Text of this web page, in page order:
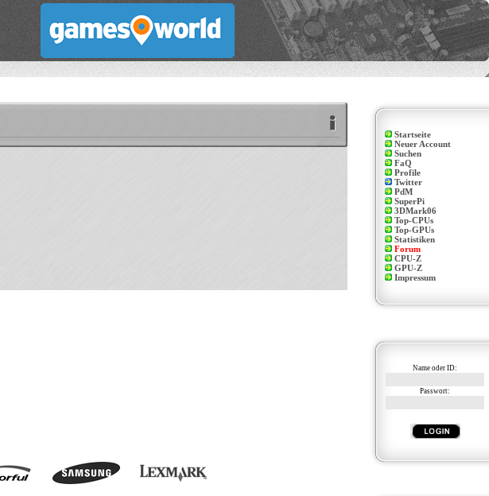
Startseite
Neuer Account
Suchen
FaQ
Profile
Twitter
PdM
SuperPi
3DMark06
Top-CPUs
Top-GPUs
Statistiken
Forum
CPU-Z
GPU-Z
Impressum
Name oder ID:
Passwort: